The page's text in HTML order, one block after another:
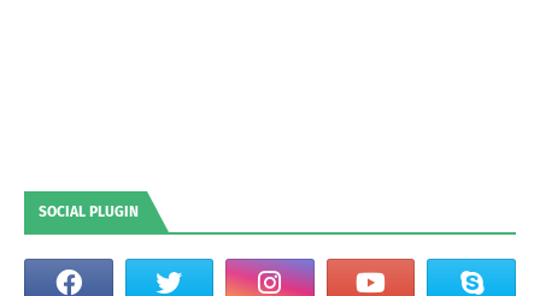
SOCIAL PLUGIN